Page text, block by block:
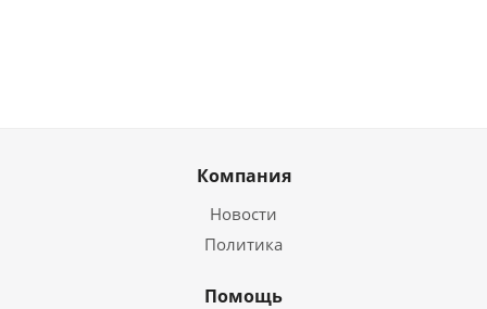
Компания
Новости
Политика
Помощь